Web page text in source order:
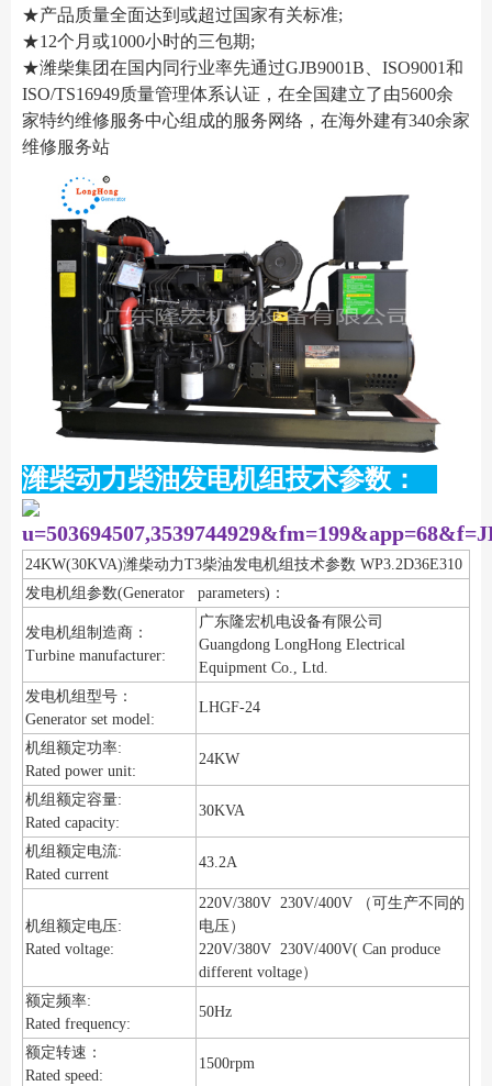
★产品质量全面达到或超过国家有关标准;
★12个月或1000小时的三包期;
★潍柴集团在国内同行业率先通过GJB9001B、ISO9001和
ISO/TS16949质量管理体系认证，在全国建立了由5600余
家特约维修服务中心组成的服务网络，在海外建有340余家
维修服务站
潍柴动力柴油发电机组技术参数：
24KW(30KVA)潍柴动力T3柴油发电机组技术参数 WP3.2D36E310
发电机组参数(Generator parameters)：
发电机组制造商：
Turbine manufacturer:
广东隆宏机电设备有限公司
Guangdong LongHong Electrical
Equipment Co., Ltd.
发电机组型号：
Generator set model:
LHGF-24
机组额定功率:
Rated power unit:
24KW
机组额定容量:
Rated capacity:
30KVA
机组额定电流:
Rated current
43.2A
机组额定电压:
Rated voltage:
220V/380V 230V/400V （可生产不同的
电压）
220V/380V 230V/400V( Can produce
different voltage）
额定频率:
Rated frequency:
50Hz
额定转速：
Rated speed:
1500rpm